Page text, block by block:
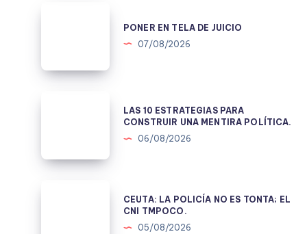
JUICIO
PONER EN TELA DE JUICIO
07/08/2026
CONSTRUIR
LAS 10 ESTRATEGIAS PARA
CONSTRUIR UNA MENTIRA POLÍTICA.
06/08/2026
CEUTA: LA POLICÍA NO ES TONTA; EL
CNI TMPOCO.
05/08/2026